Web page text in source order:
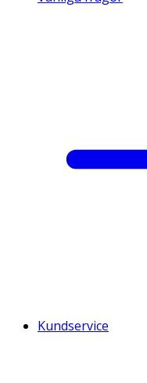
Kundservice